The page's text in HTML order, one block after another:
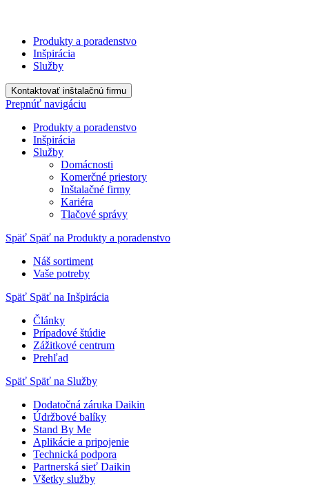
Produkty a poradenstvo
Inšpirácia
Služby
Kontaktovať inštalačnú firmu
Prepnúť navigáciu
Produkty a poradenstvo
Inšpirácia
Služby
Domácnosti
Komerčné priestory
Inštalačné firmy
Kariéra
Tlačové správy
Späť Späť na Produkty a poradenstvo
Náš sortiment
Vaše potreby
Späť Späť na Inšpirácia
Články
Prípadové štúdie
Zážitkové centrum
Prehľad
Späť Späť na Služby
Dodatočná záruka Daikin
Údržbové balíky
Stand By Me
Aplikácie a pripojenie
Technická podpora
Partnerská sieť Daikin
Všetky služby